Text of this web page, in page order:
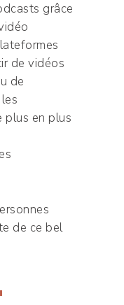
grâce
de vidéos
de
plus en plus
de ce bel